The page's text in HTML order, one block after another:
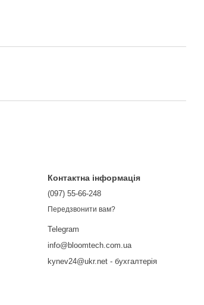
Контактна інформація
(097) 55-66-248
Передзвонити вам?
Telegram
info@bloomtech.com.ua
kynev24@ukr.net - бухгалтерія